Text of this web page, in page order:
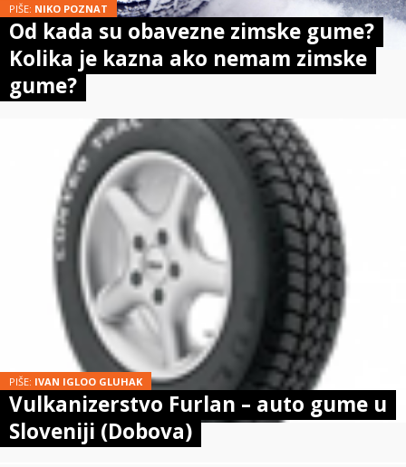
PIŠE: NIKO POZNAT
Od kada su obavezne zimske gume?
Kolika je kazna ako nemam zimske
gume?
PIŠE: IVAN IGLOO GLUHAK
Vulkanizerstvo Furlan – auto gume u
Sloveniji (Dobova)